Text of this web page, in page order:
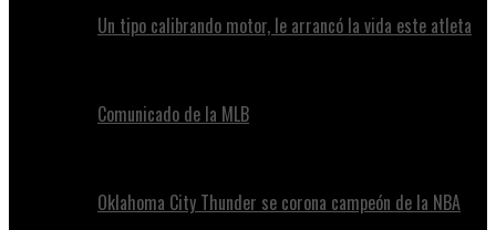
Un tipo calibrando motor, le arrancó la vida este atleta
Comunicado de la MLB
Oklahoma City Thunder se corona campeón de la NBA